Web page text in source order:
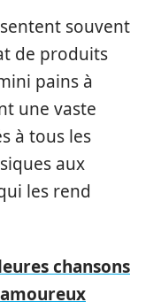
souvent
de produits
pains à
une vaste
à tous les
aux
les rend
chansons